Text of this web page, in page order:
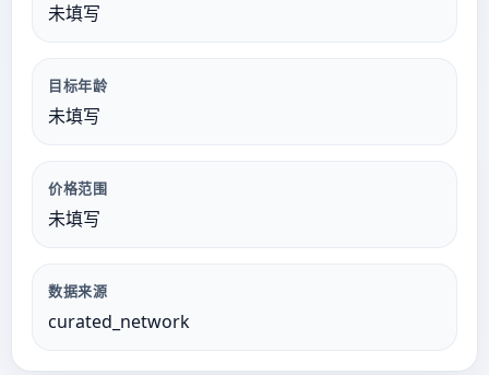
未填写
目标年龄
未填写
价格范围
未填写
数据来源
curated_network